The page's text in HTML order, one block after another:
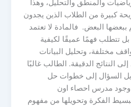
والمنطق والتحليل، وهذا
كبيرة من الطلاب الذين يجدون
البعض. فالمادة لا تعتمد
تتطلب فهمًا عميقًا لكيفية
مختلفة، وتحليل البيانات
النتائج الدقيقة. الطالب غالبًا
السؤال إلى خطوات حل
وجود مدرس احصاء اون
الفكرة وتحويلها من مفهوم